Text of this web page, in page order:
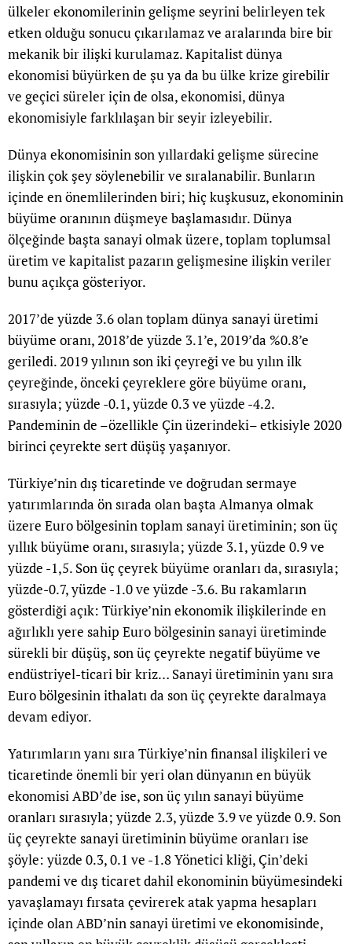
ülkeler ekonomilerinin gelişme seyrini belirleyen tek
etken olduğu sonucu çıkarılamaz ve aralarında bire bir
mekanik bir ilişki kurulamaz. Kapitalist dünya
ekonomisi büyürken de şu ya da bu ülke krize girebilir
ve geçici süreler için de olsa, ekonomisi, dünya
ekonomisiyle farklılaşan bir seyir izleyebilir.
Dünya ekonomisinin son yıllardaki gelişme sürecine
ilişkin çok şey söylenebilir ve sıralanabilir. Bunların
içinde en önemlilerinden biri; hiç kuşkusuz, ekonominin
büyüme oranının düşmeye başlamasıdır. Dünya
ölçeğinde başta sanayi olmak üzere, toplam toplumsal
üretim ve kapitalist pazarın gelişmesine ilişkin veriler
bunu açıkça gösteriyor.
2017’de yüzde 3.6 olan toplam dünya sanayi üretimi
büyüme oranı, 2018’de yüzde 3.1’e, 2019’da %0.8’e
geriledi. 2019 yılının son iki çeyreği ve bu yılın ilk
çeyreğinde, önceki çeyreklere göre büyüme oranı,
sırasıyla; yüzde -0.1, yüzde 0.3 ve yüzde -4.2.
Pandeminin de –özellikle Çin üzerindeki– etkisiyle 2020
birinci çeyrekte sert düşüş yaşanıyor.
Türkiye’nin dış ticaretinde ve doğrudan sermaye
yatırımlarında ön sırada olan başta Almanya olmak
üzere Euro bölgesinin toplam sanayi üretiminin; son üç
yıllık büyüme oranı, sırasıyla; yüzde 3.1, yüzde 0.9 ve
yüzde -1,5. Son üç çeyrek büyüme oranları da, sırasıyla;
yüzde-0.7, yüzde -1.0 ve yüzde -3.6. Bu rakamların
gösterdiği açık: Türkiye’nin ekonomik ilişkilerinde en
ağırlıklı yere sahip Euro bölgesinin sanayi üretiminde
sürekli bir düşüş, son üç çeyrekte negatif büyüme ve
endüstriyel-ticari bir kriz… Sanayi üretiminin yanı sıra
Euro bölgesinin ithalatı da son üç çeyrekte daralmaya
devam ediyor.
Yatırımların yanı sıra Türkiye’nin finansal ilişkileri ve
ticaretinde önemli bir yeri olan dünyanın en büyük
ekonomisi ABD’de ise, son üç yılın sanayi büyüme
oranları sırasıyla; yüzde 2.3, yüzde 3.9 ve yüzde 0.9. Son
üç çeyrekte sanayi üretiminin büyüme oranları ise
şöyle: yüzde 0.3, 0.1 ve -1.8 Yönetici kliği, Çin’deki
pandemi ve dış ticaret dahil ekonominin büyümesindeki
yavaşlamayı fırsata çevirerek atak yapma hesapları
içinde olan ABD’nin sanayi üretimi ve ekonomisinde,